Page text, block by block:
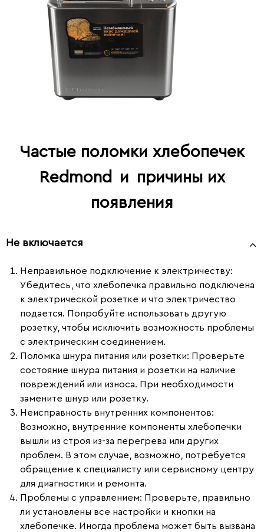
Частые поломки хлебопечек
Redmond
и причины их
появления
Не включается
Неправильное подключение к электричеству:
Убедитесь, что хлебопечка правильно подключена
к электрической розетке и что электричество
подается. Попробуйте использовать другую
розетку, чтобы исключить возможность проблемы
с электрическим соединением.
Поломка шнура питания или розетки: Проверьте
состояние шнура питания и розетки на наличие
повреждений или износа. При необходимости
замените шнур или розетку.
Неисправность внутренних компонентов:
Возможно, внутренние компоненты хлебопечки
вышли из строя из-за перегрева или других
проблем. В этом случае, возможно, потребуется
обращение к специалисту или сервисному центру
для диагностики и ремонта.
Проблемы с управлением: Проверьте, правильно
ли установлены все настройки и кнопки на
хлебопечке. Иногда проблема может быть вызвана